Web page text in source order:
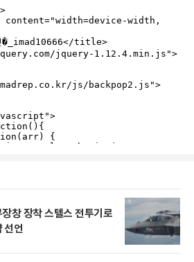
창 장착 스텔스 전투기로
선언